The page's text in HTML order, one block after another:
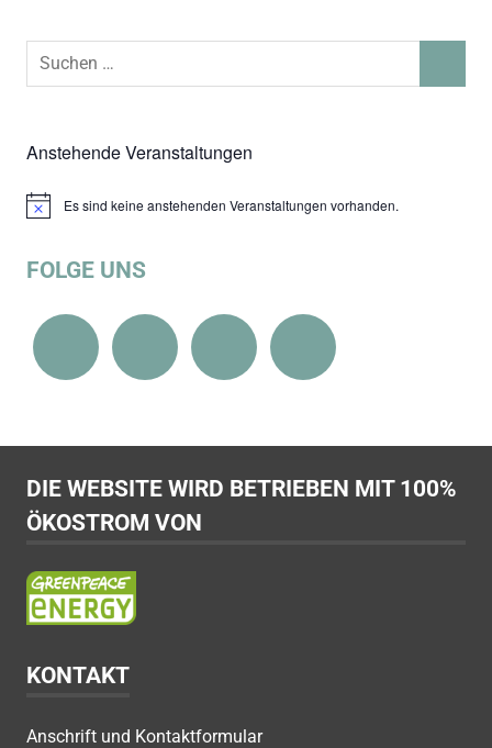
Suchen
Anstehende Veranstaltungen
HinweisEs sind keine anstehenden Veranstaltungen vorhanden.
FOLGE UNS
DIE WEBSITE WIRD BETRIEBEN MIT 100%
ÖKOSTROM VON
KONTAKT
Anschrift und Kontaktformular